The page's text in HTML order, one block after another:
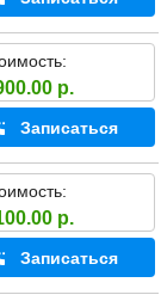
р.
Записаться
р.
Записаться